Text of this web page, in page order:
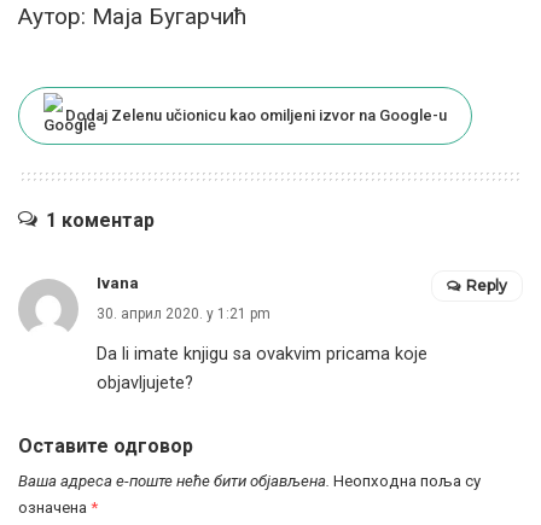
Аутор: Маја Бугарчић
Dodaj Zelenu učionicu kao omiljeni izvor na Google-u
1 коментар
Ivana
30. април 2020. у 1:21 pm
Da li imate knjigu sa ovakvim pricama koje
objavljujete?
Reply
Оставите одговор
Ваша адреса е-поште неће бити објављена. Неопходна поља су
означена *